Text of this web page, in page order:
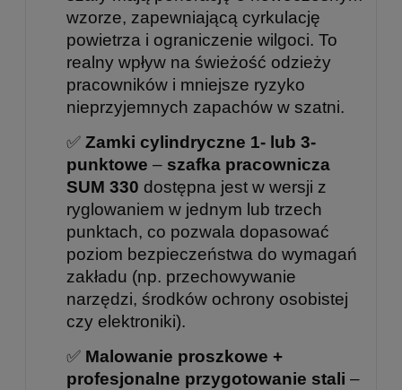
wzorze, zapewniającą cyrkulację
powietrza i ograniczenie wilgoci. To
realny wpływ na świeżość odzieży
pracowników i mniejsze ryzyko
nieprzyjemnych zapachów w szatni.
✅ Zamki cylindryczne 1- lub 3-
punktowe – szafka pracownicza
SUM 330 dostępna jest w wersji z
ryglowaniem w jednym lub trzech
punktach, co pozwala dopasować
poziom bezpieczeństwa do wymagań
zakładu (np. przechowywanie
narzędzi, środków ochrony osobistej
czy elektroniki).
✅ Malowanie proszkowe +
profesjonalne przygotowanie stali –